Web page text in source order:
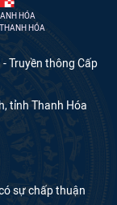
HÓA
HÓA
Truyền thông Cấp
tỉnh Thanh Hóa
sự chấp thuận